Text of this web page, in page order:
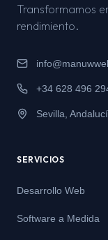
Transformamos
rendimiento.
+34 628 496
Sevilla,
SERVICIOS
Desarrollo Web
Software a Medida